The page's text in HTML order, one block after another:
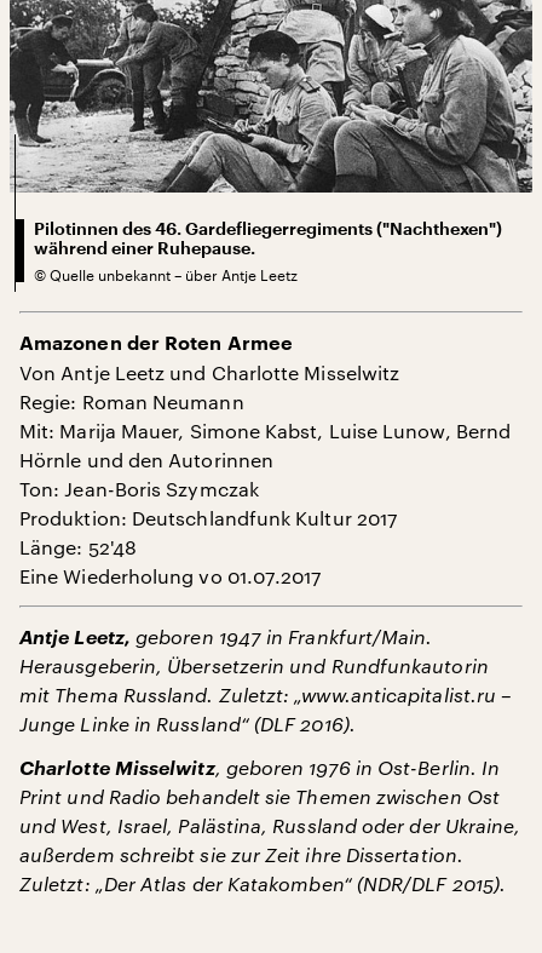
Pilotinnen des 46. Gardefliegerregiments ("Nachthexen")
während einer Ruhepause.
© Quelle unbekannt – über Antje Leetz
Amazonen der Roten Armee
Von Antje Leetz und Charlotte Misselwitz
Regie: Roman Neumann
Mit: Marija Mauer, Simone Kabst, Luise Lunow, Bernd
Hörnle und den Autorinnen
Ton: Jean-Boris Szymczak
Produktion: Deutschlandfunk Kultur 2017
Länge: 52'48
Eine Wiederholung vo 01.07.2017
Antje Leetz, geboren 1947 in Frankfurt/Main.
Herausgeberin, Übersetzerin und Rundfunkautorin
mit Thema Russland. Zuletzt: „www.anticapitalist.ru –
Junge Linke in Russland“ (DLF 2016).
Charlotte Misselwitz, geboren 1976 in Ost-Berlin. In
Print und Radio behandelt sie Themen zwischen Ost
und West, Israel, Palästina, Russland oder der Ukraine,
außerdem schreibt sie zur Zeit ihre Dissertation.
Zuletzt: „Der Atlas der Katakomben“ (NDR/DLF 2015).